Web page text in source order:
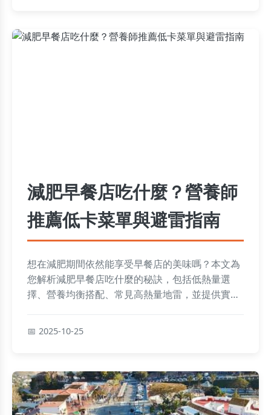
減肥早餐店吃什麼？營養師
推薦低卡菜單與避雷指南
想在減肥期間依然能享受早餐店的美味嗎？本文為
您解析減肥早餐店吃什麼的秘訣，包括低熱量選
擇、營養均衡搭配、常見高熱量地雷，並提供實用
2025-10-25